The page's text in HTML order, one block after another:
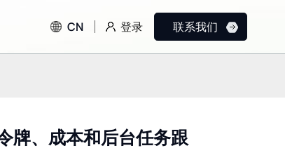
CN 登录 联系我们
、成本和后台任务跟